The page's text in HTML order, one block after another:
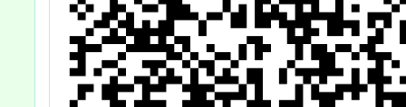
案」，並自114
年10月13日生效
點」
規